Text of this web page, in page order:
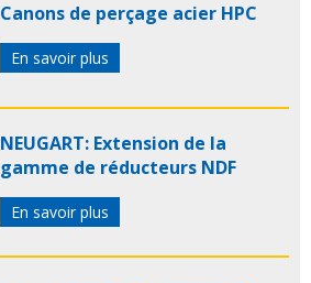
Canons de perçage acier HPC
En savoir plus
NEUGART: Extension de la
gamme de réducteurs NDF
En savoir plus